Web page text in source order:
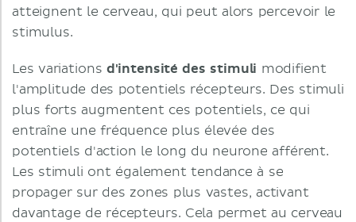
atteignent le cerveau, qui peut alors percevoir le
stimulus.
Les variations d'intensité des stimuli modifient
l'amplitude des potentiels récepteurs. Des stimuli
plus forts augmentent ces potentiels, ce qui
entraîne une fréquence plus élevée des
potentiels d'action le long du neurone afférent.
Les stimuli ont également tendance à se
propager sur des zones plus vastes, activant
davantage de récepteurs. Cela permet au cerveau